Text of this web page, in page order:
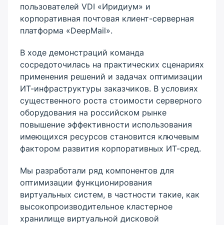
пользователей VDI «Иридиум» и
корпоративная почтовая клиент-серверная
платформа «DeepMail».
В ходе демонстраций команда
сосредоточилась на практических сценариях
применения решений и задачах оптимизации
ИТ-инфраструктуры заказчиков. В условиях
существенного роста стоимости серверного
оборудования на российском рынке
повышение эффективности использования
имеющихся ресурсов становится ключевым
фактором развития корпоративных ИТ-сред.
Мы разработали ряд компонентов для
оптимизации функционирования
виртуальных систем, в частности такие, как
высокопроизводительное кластерное
хранилище виртуальной дисковой